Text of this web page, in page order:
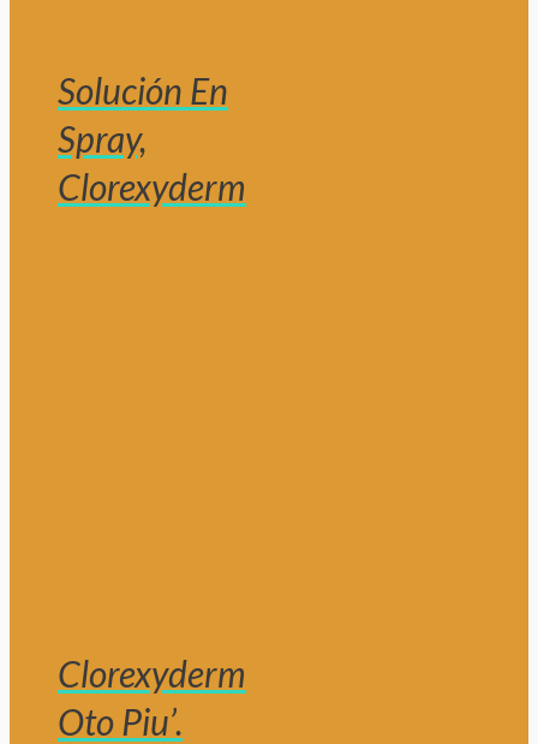
Solución En
Spray,
Clorexyderm
Clorexyderm
Oto Piu’.